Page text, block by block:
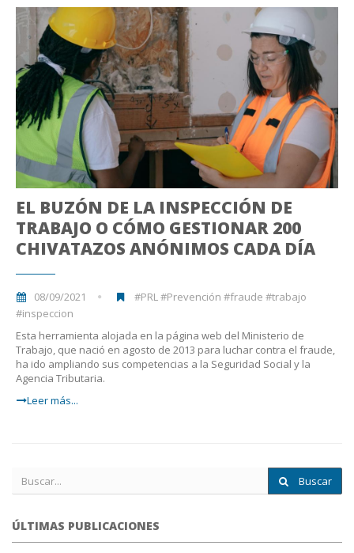
EL BUZÓN DE LA INSPECCIÓN DE
TRABAJO O CÓMO GESTIONAR 200
CHIVATAZOS ANÓNIMOS CADA DÍA
08/09/2021
#PRL #Prevención #fraude #trabajo
#inspeccion
Esta herramienta alojada en la página web del Ministerio de
Trabajo, que nació en agosto de 2013 para luchar contra el fraude,
ha ido ampliando sus competencias a la Seguridad Social y la
Agencia Tributaria.
Leer más...
Buscar
ÚLTIMAS PUBLICACIONES